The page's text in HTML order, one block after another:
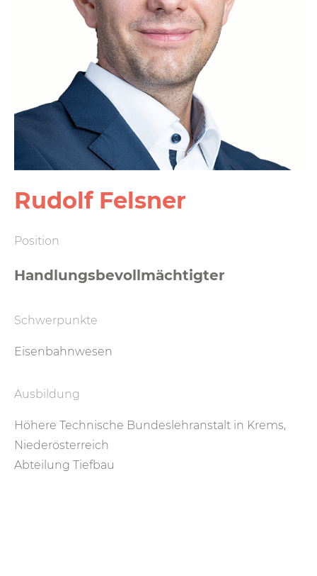
Rudolf Felsner
Position
Handlungsbevollmächtigter
Schwerpunkte
Eisenbahnwesen
Ausbildung
Höhere Technische Bundeslehranstalt in Krems,
Niederösterreich
Abteilung Tiefbau